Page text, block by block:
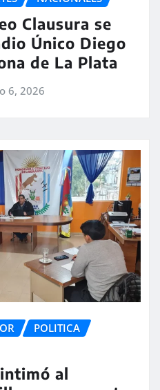
Clausura se
Único Diego
de La Plata
6, 2026
POLITICA
al